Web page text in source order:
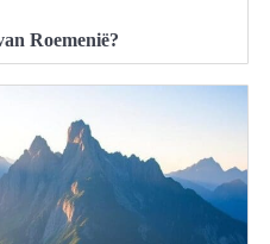
Roemenië?